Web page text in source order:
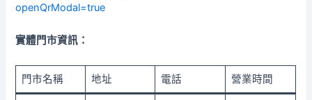
openQrModal=true
實體門市資訊：
門市名稱 地址 電話 營業時間